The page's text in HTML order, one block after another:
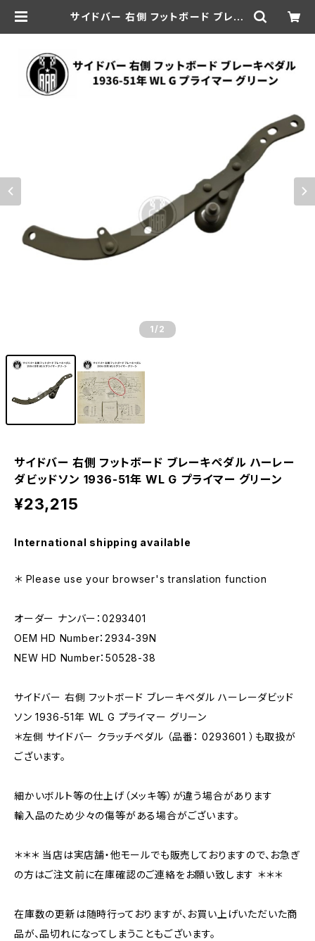
サイドバー 右側 フットボード ブレー
1 /2
サイドバー 右側 フットボード ブレーキペダル ハーレー
ダビッドソン 1936-51年 WL G プライマー グリーン
¥23,215
International shipping available
＊ Please use your browser's translation function
オーダー ナンバー：0293401
OEM HD Number：2934-39N
NEW HD Number：50528-38
サイドバー 右側 フットボード ブレーキペダル ハーレーダビッド
ソン 1936-51年 WL G プライマー グリーン
＊左側 サイドバー クラッチペダル （品番： 0293601 ）も取扱が
ございます。
細かいボルト等の仕上げ（メッキ等）が違う場合があります
輸入品のため少々の傷等がある場合がございます。
＊＊＊ 当店は実店舗・他モールでも販売しておりますので、お急ぎ
の方はご注文前に在庫確認のご連絡をお願い致します ＊＊＊
在庫数の更新は随時行っておりますが、お買い上げいただいた商
品が、品切れになってしまうこともございます。